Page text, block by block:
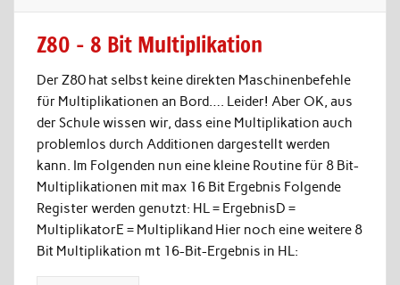
Z80 – 8 Bit Multiplikation
Der Z80 hat selbst keine direkten Maschinenbefehle
für Multiplikationen an Bord…. Leider! Aber OK, aus
der Schule wissen wir, dass eine Multiplikation auch
problemlos durch Additionen dargestellt werden
kann. Im Folgenden nun eine kleine Routine für 8 Bit-
Multiplikationen mit max 16 Bit Ergebnis Folgende
Register werden genutzt: HL = ErgebnisD =
MultiplikatorE = Multiplikand Hier noch eine weitere 8
Bit Multiplikation mt 16-Bit-Ergebnis in HL: